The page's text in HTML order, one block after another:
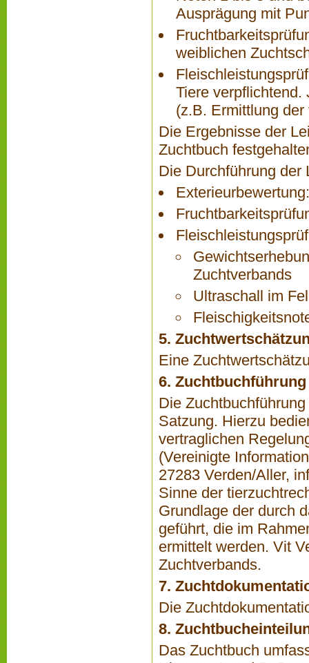
Ausprägung mit
weiblichen
Tiere verpflichtend.
(z.B. Ermittlung
Die Ergebnisse der
Zuchtbuch
Die Durchführung der
Zuchtverbands
Ultraschall im
5.
Eine
6. Zuchtbuchführung
Die
Satzung. Hierzu
vertraglichen
(Vereinigte
27283 Ver­den/Aller,
Sinne der
Grundlage der durch
geführt, die im
ermittelt wer­den. Vit
Zuchtverbands.
7.
Die
8.
Das Zuchtbuch